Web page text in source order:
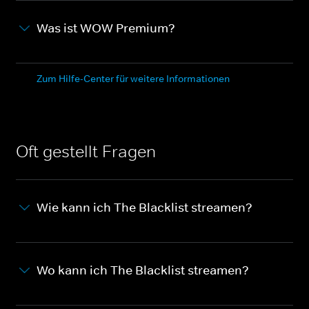
Was ist WOW Premium?
Zum Hilfe-Center für weitere Informationen
Oft gestellt Fragen
Wie kann ich The Blacklist streamen?
Wo kann ich The Blacklist streamen?